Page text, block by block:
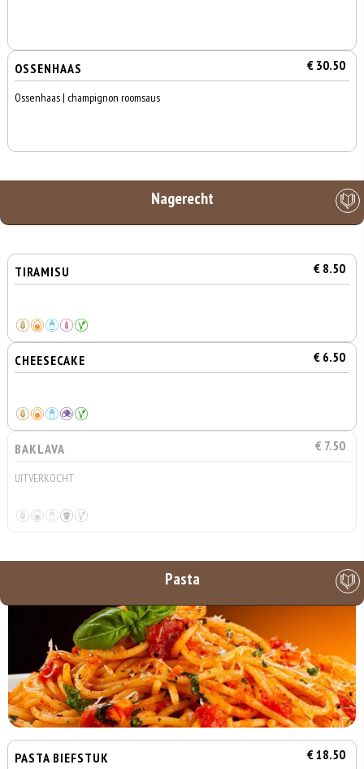
OSSENHAAS € 30.50
Ossenhaas | champignon roomsaus
Nagerecht
TIRAMISU € 8.50
CHEESECAKE € 6.50
BAKLAVA € 7.50
UITVERKOCHT
Pasta
PASTA BIEFSTUK € 18.50